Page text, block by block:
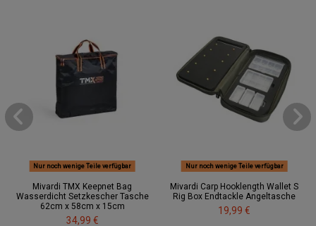
Nur noch wenige Teile verfügbar
Mivardi TMX Keepnet Bag
Wasserdicht Setzkescher Tasche
62cm x 58cm x 15cm
34,99 €
Nur noch wenige Teile verfügbar
Mivardi Carp Hooklength Wallet S
Rig Box Endtackle Angeltasche
19,99 €